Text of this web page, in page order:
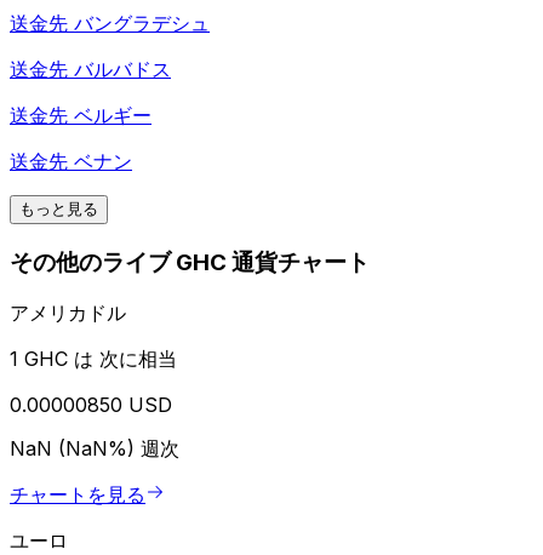
送金先 バングラデシュ
送金先 バルバドス
送金先 ベルギー
送金先 ベナン
もっと見る
その他のライブ GHC 通貨チャート
アメリカドル
1 GHC は 次に相当
0.00000850 USD
NaN (NaN%) 週次
チャートを見る
ユーロ